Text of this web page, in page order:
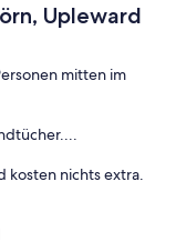
Upleward
mitten im
kosten nichts extra.